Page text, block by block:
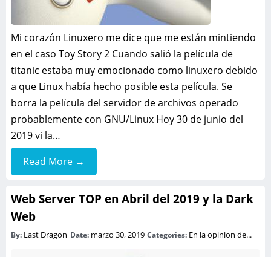
Mi corazón Linuxero me dice que me están mintiendo
en el caso Toy Story 2 Cuando salió la película de
titanic estaba muy emocionado como linuxero debido
a que Linux había hecho posible esta película. Se
borra la película del servidor de archivos operado
probablemente con GNU/Linux Hoy 30 de junio del
2019 vi la…
Read More →
Web Server TOP en Abril del 2019 y la Dark
Web
By: Last Dragon Date: marzo 30, 2019 Categories: En la opinion de...